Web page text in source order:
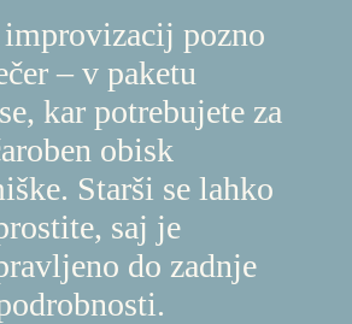
pozno
– v paketu
kar potrebujete za
obisk
Starši se lahko
saj je
do zadnje